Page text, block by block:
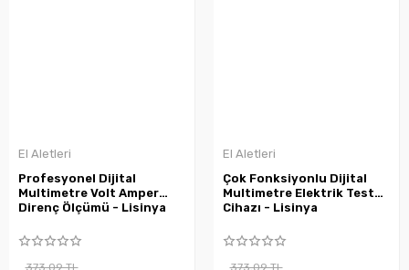
El Aletleri
Profesyonel Dijital
Multimetre Volt Amper
Direnç Ölçümü - Lisinya
373,09 TL
El Aletleri
Çok Fonksiyonlu Dijital
Multimetre Elektrik Test
Cihazı - Lisinya
373,09 TL